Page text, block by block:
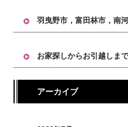
アーカイブ